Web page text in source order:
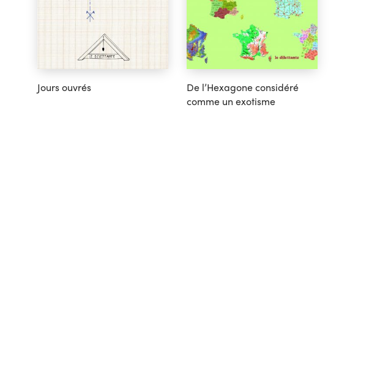
Jours ouvrés
De l’Hexagone considéré
comme un exotisme